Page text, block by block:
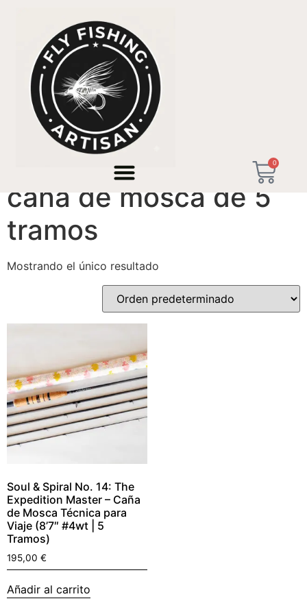
0
/ Productos etiquetados “caña de mosca de 5
caña de mosca de 5
tramos
Mostrando el único resultado
Soul & Spiral No. 14: The
Expedition Master – Caña
de Mosca Técnica para
Viaje (8’7″ #4wt | 5
Tramos)
195,00 €
Añadir al carrito